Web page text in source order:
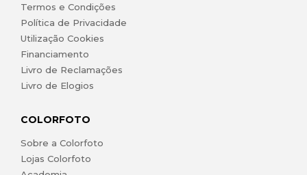
Termos e Condições
Política de Privacidade
Utilização Cookies
Financiamento
Livro de Reclamações
Livro de Elogios
COLORFOTO
Sobre a Colorfoto
Lojas Colorfoto